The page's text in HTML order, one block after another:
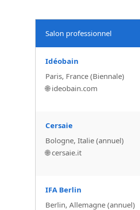
Salon professionnel
Idéobain
Paris, France (Biennale)
🌐 ideobain.com
Cersaie
Bologne, Italie (annuel)
🌐 cersaie.it
IFA Berlin
Berlin, Allemagne (annuel)